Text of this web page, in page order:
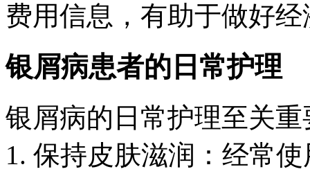
费用信息，有助于做好
银屑病患者的日常护理
银屑病的日常护理至关
1. 保持皮肤滋润：经常